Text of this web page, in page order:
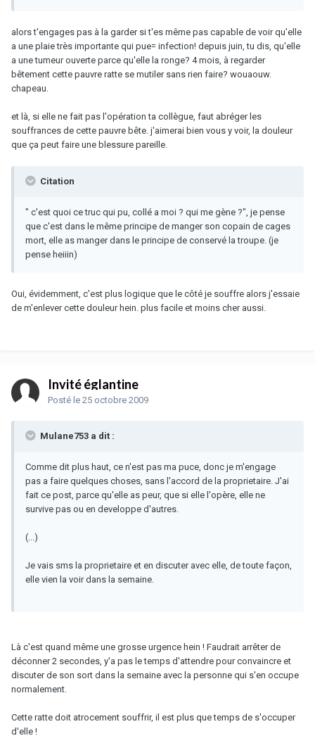
alors t'engages pas à la garder si t'es même pas capable de voir qu'elle
a une plaie très importante qui pue= infection! depuis juin, tu dis, qu'elle
a une tumeur ouverte parce qu'elle la ronge? 4 mois, à regarder
bêtement cette pauvre ratte se mutiler sans rien faire? wouaouw.
chapeau.
et là, si elle ne fait pas l'opération ta collègue, faut abréger les
souffrances de cette pauvre bête. j'aimerai bien vous y voir, la douleur
que ça peut faire une blessure pareille.
Citation
" c'est quoi ce truc qui pu, collé a moi ? qui me gène ?", je pense
que c'est dans le même principe de manger son copain de cages
mort, elle as manger dans le principe de conservé la troupe. (je
pense heiiin)
Oui, évidemment, c'est plus logique que le côté je souffre alors j'essaie
de m'enlever cette douleur hein. plus facile et moins cher aussi.
Invité églantine
Posté le 25 octobre 2009
Mulane753 a dit :
Comme dit plus haut, ce n'est pas ma puce, donc je m'engage
pas a faire quelques choses, sans l'accord de la proprietaire. J'ai
fait ce post, parce qu'elle as peur, que si elle l'opère, elle ne
survive pas ou en developpe d'autres.
(...)
Je vais sms la proprietaire et en discuter avec elle, de toute façon,
elle vien la voir dans la semaine.
Là c'est quand même une grosse urgence hein ! Faudrait arrêter de
déconner 2 secondes, y'a pas le temps d'attendre pour convaincre et
discuter de son sort dans la semaine avec la personne qui s'en occupe
normalement.
Cette ratte doit atrocement souffrir, il est plus que temps de s'occuper
d'elle !